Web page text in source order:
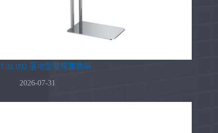
7.31.092 落地型雙桿置物架
2026-07-31